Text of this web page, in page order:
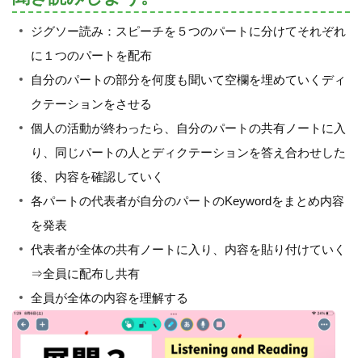
ジグソー読み：スピーチを５つのパートに分けてそれぞれ
に１つのパートを配布
自分のパートの部分を何度も聞いて空欄を埋めていくディ
クテーションをさせる
個人の活動が終わったら、自分のパートの共有ノートに入
り、同じパートの人とディクテーションを答え合わせした
後、内容を確認していく
各パートの代表者が自分のパートのKeywordをまとめ内容
を発表
代表者が全体の共有ノートに入り、内容を貼り付けていく
⇒全員に配布し共有
全員が全体の内容を理解する